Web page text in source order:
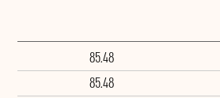
85.48
85.48